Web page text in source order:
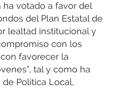
ha votado a favor del
del Plan Estatal de
lealtad institucional y
con los
favorecer la
tal y como ha
Política Local,